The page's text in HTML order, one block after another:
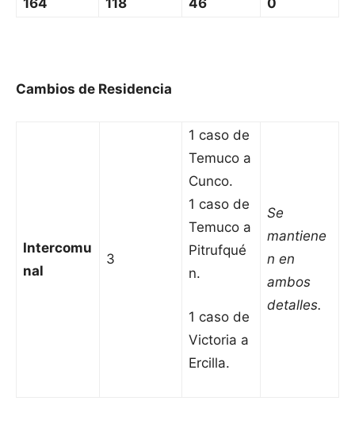
164
118 46 0
Cambios de Residencia
Intercomu
nal
3
1 caso de
Temuco a
Cunco.
1 caso de
Temuco a
Pitrufqué
n.
1 caso de
Victoria a
Ercilla.
Se
mantiene
n en
ambos
detalles.